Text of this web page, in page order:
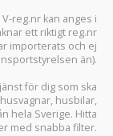
reg.nr kan anges i
ett riktigt reg.nr
importerats och ej
än).
för dig som ska
husvagnar, husbilar,
hela Sverige. Hitta
med snabba filter.